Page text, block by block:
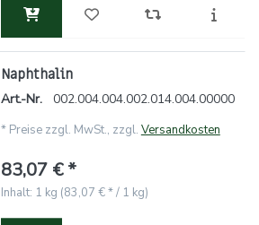
Naphthalin
Art.-Nr. 002.004.004.002.014.004.00000
* Preise zzgl. MwSt., zzgl. Versandkosten
83,07 € *
Inhalt: 1 kg (83,07 € * / 1 kg)